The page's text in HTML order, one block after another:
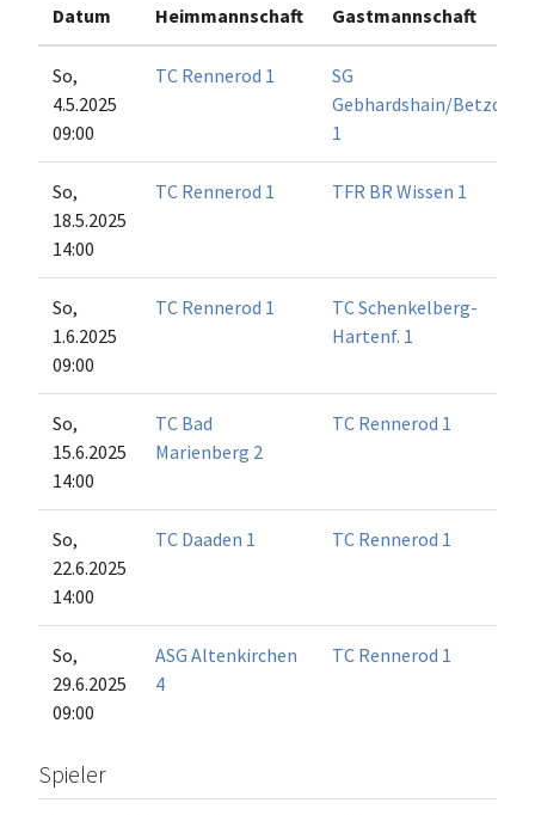
Datum Heimmannschaft Gastmannschaft
So,
4.5.2025
09:00
TC Rennerod 1
SG
Gebhardshain/Betzdorf
1
So,
18.5.2025
14:00
TC Rennerod 1 TFR BR Wissen 1
So,
1.6.2025
09:00
TC Rennerod 1
TC Schenkelberg-
Hartenf. 1
So,
15.6.2025
14:00
TC Bad
Marienberg 2
TC Rennerod 1
So,
22.6.2025
14:00
TC Daaden 1 TC Rennerod 1
So,
29.6.2025
09:00
ASG Altenkirchen
4
TC Rennerod 1
Spieler